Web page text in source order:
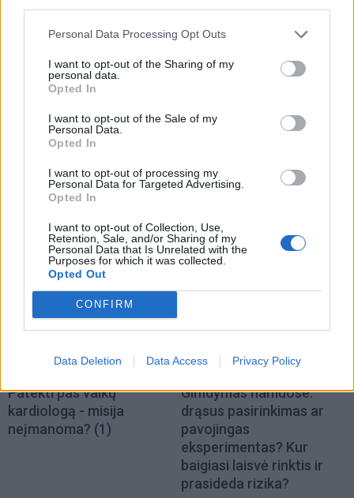
Personal Data Processing Opt Outs
I want to opt-out of the Sharing of my
personal data.
Opted In
I want to opt-out of the Sale of my
Personal Data.
Opted In
I want to opt-out of processing my
Personal Data for Targeted Advertising.
Opted In
I want to opt-out of Collection, Use,
Retention, Sale, and/or Sharing of my
Personal Data that Is Unrelated with the
Purposes for which it was collected.
Opted Out
CONFIRM
Data Deletion Data Access Privacy Policy
Plaukai mažiau
riebaluosis: į šampūną
ingredientą
Išrinktas Jūrininkų
Patekti pas vaikų
kardiologą - misija
neįmanoma? (1)
Sveikata
Gimdymas namuose:
drąsus pasirinkimas ar
pavojingas
eksperimentas? Kur
baigiasi laisvė rinktis ir
prasideda rizika?